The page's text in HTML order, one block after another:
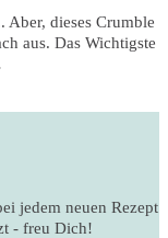
Aber, dieses Crumble
aus. Das Wichtigste
jedem neuen Rezept
- freu Dich!